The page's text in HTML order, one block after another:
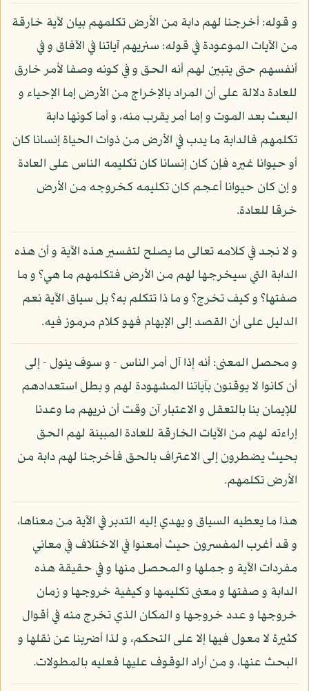
و قوله: أخرجنا لهم دابة من الأرض تكلمهم بيان لآية خارقة
من الآيات الموعودة في قوله: سنريهم آياتنا في الآفاق و في
أنفسهم حتى يتبين لهم أنه الحق و في كونه وصفا لأمر خارق
للعادة دلالة على أن المراد بالإخراج من الأرض إما الإحياء و
البعث بعد الموت و إما أمر يقرب منه، و أما كونها دابة
تكلمهم فالدابة ما يدب في الأرض من ذوات الحياة إنسانا كان
أو حيوانا غيره فإن كان إنسانا كان تكليمه الناس على العادة
و إن كان حيوانا أعجم كان تكليمه كخروجه من الأرض
خرقا للعادة.
و لا نجد في كلامه تعالى ما يصلح لتفسير هذه الآية و أن هذه
الدابة التي سيخرجها لهم من الأرض فتكلمهم ما هي؟ و ما
صفتها؟ و كيف تخرج؟ و ما ذا تتكلم به؟ بل سياق الآية نعم
الدليل على أن القصد إلى الإبهام فهو كلام مرموز فيه.
و محصل المعنى: أنه إذا آل أمر الناس - و سوف يئول - إلى
أن كانوا لا يوقنون بآياتنا المشهودة لهم و بطل استعدادهم
للإيمان بنا بالتعقل و الاعتبار آن وقت أن نريهم ما وعدنا
إراءته لهم من الآيات الخارقة للعادة المبينة لهم الحق
بحيث يضطرون إلى الاعتراف بالحق فأخرجنا لهم دابة من
الأرض تكلمهم.
هذا ما يعطيه السياق و يهدي إليه التدبر في الآية من معناها،
و قد أغرب المفسرون حيث أمعنوا في الاختلاف في معاني
مفردات الآية و جملها و المحصل منها و في حقيقة هذه
الدابة و صفتها و معنى تكليمها و كيفية خروجها و زمان
خروجها و عدد خروجها و المكان الذي تخرج منه في أقوال
كثيرة لا معول فيها إلا على التحكم، و لذا أضربنا عن نقلها و
البحث عنها، و من أراد الوقوف عليها فعليه بالمطولات.